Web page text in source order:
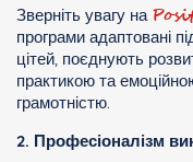
Зверніть увагу на
програми адаптовані
цітей, поєднують
практикою та
грамотністю.
2. Професіоналізм